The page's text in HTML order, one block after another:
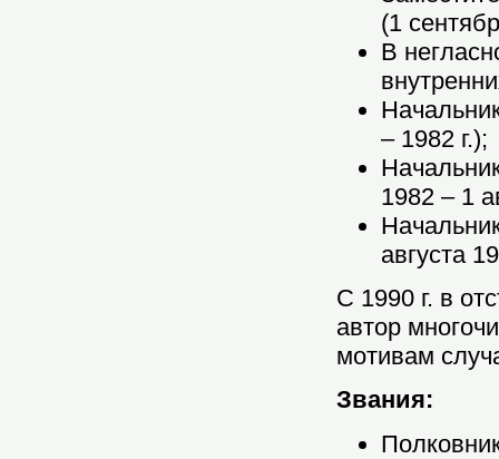
(1
В
– 1982 г.);
1982 – 1
августа
C 1990 г. в
автор
мотивам
Звания: